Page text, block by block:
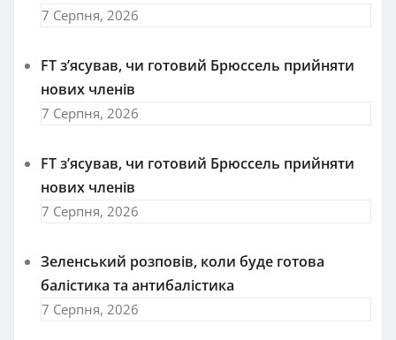
7 Серпня, 2026
FT зʼясував, чи готовий Брюссель прийняти
нових членів
7 Серпня, 2026
FT зʼясував, чи готовий Брюссель прийняти
нових членів
7 Серпня, 2026
Зеленський розповів, коли буде готова
балістика та антибалістика
7 Серпня, 2026